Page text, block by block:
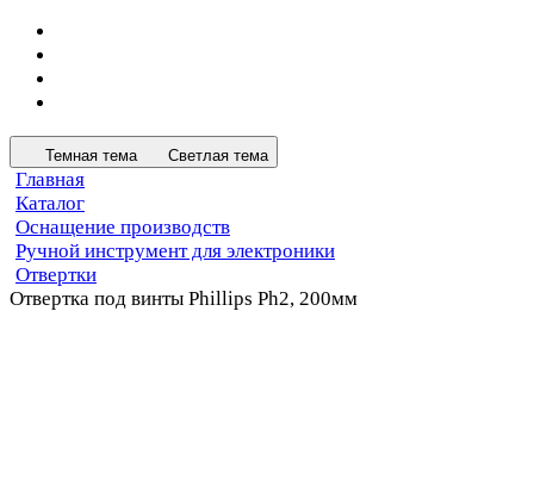
Темная тема Светлая тема
Главная
Каталог
Оснащение производств
Ручной инструмент для электроники
Отвертки
Отвертка под винты Phillips Ph2, 200мм